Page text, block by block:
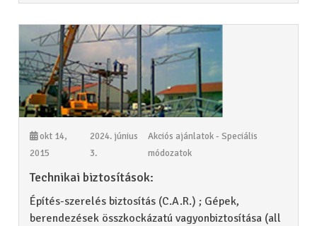
okt 14,
2015
2024. június
3.
Akciós ajánlatok - Speciális
módozatok
Technikai biztosítások:
Építés-szerelés biztosítás (C.A.R.) ; Gépek,
berendezések összkockázatú vagyonbiztosítása (all